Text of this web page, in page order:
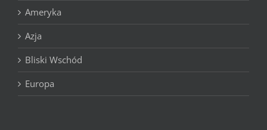
Ameryka
Azja
Bliski Wschód
Europa